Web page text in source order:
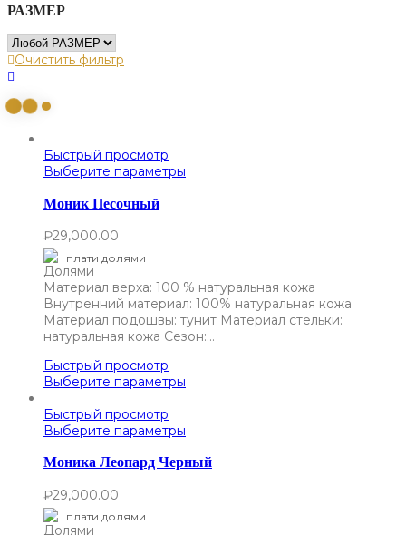
РАЗМЕР
Очистить фильтр
Быстрый просмотр
Выберите параметры
Моник Песочный
₽29,000.00
плати долями
Материал верха: 100 % натуральная кожа
Внутренний материал: 100% натуральная кожа
Материал подошвы: тунит Материал стельки:
натуральная кожа Сезон:…
Быстрый просмотр
Выберите параметры
Быстрый просмотр
Выберите параметры
Моника Леопард Черный
₽29,000.00
плати долями